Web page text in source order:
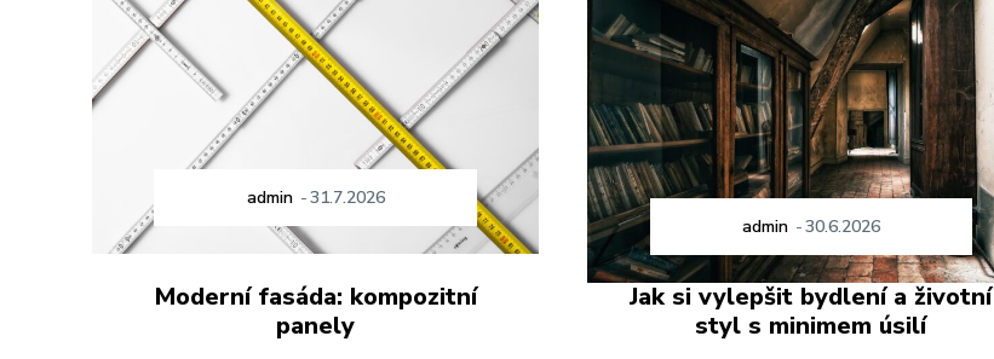
admin -31.7.2026
admin -30.6.2026
Moderní fasáda: kompozitní
panely
Jak si vylepšit bydlení a životní
styl s minimem úsilí